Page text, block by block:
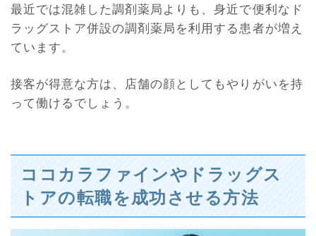
最近では混雑した調剤薬局よりも、身近で便利なド
ラッグストア併設の調剤薬局を利用する患者が増え
ています。
接客が得意な方は、店舗の顔としてもやりがいを持
って働けるでしょう。
ココカラファインやドラッグス
トアの転職を成功させる方法